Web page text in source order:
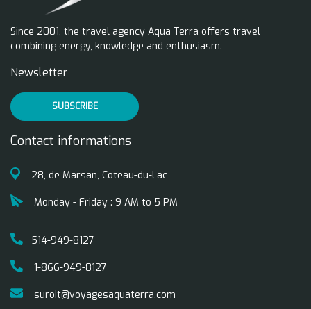
Since 2001, the travel agency Aqua Terra offers travel
combining energy, knowledge and enthusiasm.
Contact informations
28, de Marsan, Coteau-du-Lac
Monday - Friday : 9 AM to 5 PM
514-949-8127
1-866-949-8127
suroit@voyagesaquaterra.com
Newsletter
SUBSCRIBE